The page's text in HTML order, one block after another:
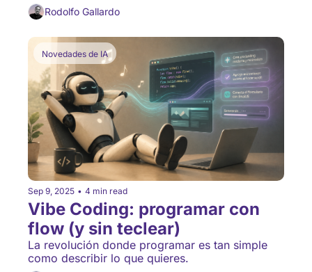
Rodolfo Gallardo
Novedades de IA
Sep 9, 2025 • 4 min read
Vibe Coding: programar con
flow (y sin teclear)
La revolución donde programar es tan simple
como describir lo que quieres.